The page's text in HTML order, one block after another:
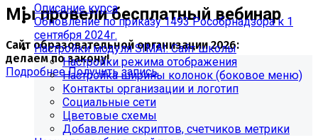
Мы провели бесплатный вебинар
Сайт образовательной организации 2026:
делаем по закону!
ПодробнееПолучить запись
Описание курса
Обновление по приказу 1493 Рособрнадзора к 1
сентября 2024г.
Настройки модуля SIMAI: Сайт школы
Настройки режима отображения
Настройка ширины колонок (боковое меню)
Контакты организации и логотип
Социальные сети
Цветовые схемы
Добавление скриптов, счетчиков метрики